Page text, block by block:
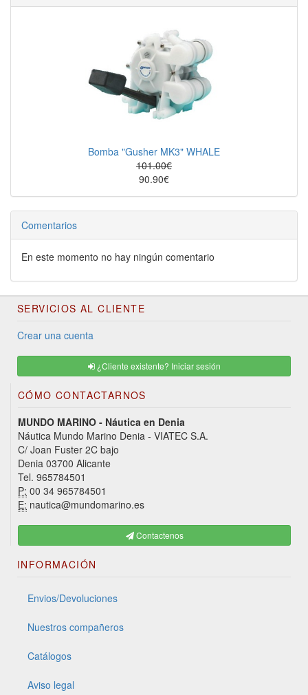
Bomba "Gusher MK3" WHALE
101.00€
90.90€
Comentarios
En este momento no hay ningún comentario
SERVICIOS AL CLIENTE
Crear una cuenta
¿Cliente existente? Iniciar sesión
CÓMO CONTACTARNOS
MUNDO MARINO - Náutica en Denia
Náutica Mundo Marino Denia - VIATEC S.A.
C/ Joan Fuster 2C bajo
Denia 03700 Alicante
Tel. 965784501
P: 00 34 965784501
E: nautica@mundomarino.es
Contactenos
INFORMACIÓN
Envios/Devoluciones
Nuestros compañeros
Catálogos
Aviso legal